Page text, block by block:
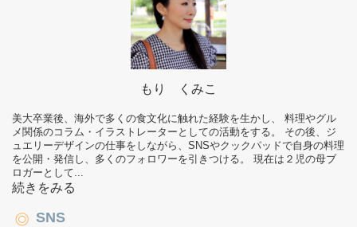
もり くみこ
美大卒業後、海外で多くの食文化に触れた経験を生かし、 料理やグル
メ関係のコラム・イラストレーターとしての活動をする。 その後、ジ
ュエリーデザインの仕事をしながら、SNSやクックパッドで自身の料理
を公開・発信し、多くのフォロワーを引きつける。 現在は２児の母ブ
ロガーとして...
続きをみる
SNS